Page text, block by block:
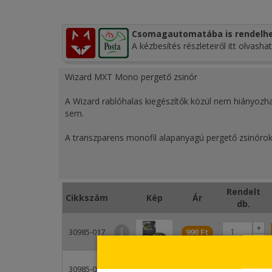
Csomagautomatába is
A kézbesítés részleteiről itt
Wizard MXT Mono pergető zsinór
A Wizard rablóhalas kiegészítők közül nem
sem.
A transzparens monofil alapanyagú pergető
érzékenységükben rejlik. Ezen előnyök köre a süllő
Ideális a teljesen tiszta vízterületek és kevésbé
Felülete teljesen sima, ami kiegészült egy Teflon
A fonott zsinórokkal szemben, nulla százalék vizet
Cikkszám Kép Ár
Rendelt
db.
30985-017 990 Ft -
+
30985-020 1 090 Ft